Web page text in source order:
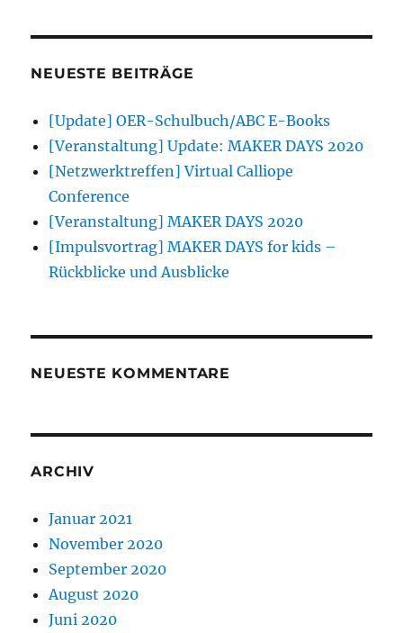
NEUESTE BEITRÄGE
[Update] OER-Schulbuch/ABC E-Books
[Veranstaltung] Update: MAKER DAYS 2020
[Netzwerktreffen] Virtual Calliope
Conference
[Veranstaltung] MAKER DAYS 2020
[Impulsvortrag] MAKER DAYS for kids –
Rückblicke und Ausblicke
NEUESTE KOMMENTARE
ARCHIV
Januar 2021
November 2020
September 2020
August 2020
Juni 2020